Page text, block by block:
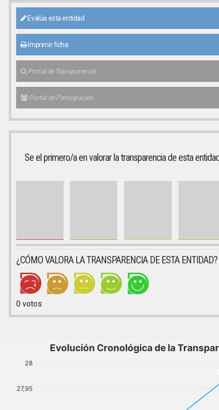
Evalúa esta entidad
Imprimir ficha
Portal de Transparencia
Portal de Participación
Se el primero/a en valorar la transparencia de esta
¿CÓMO VALORA LA TRANSPARENCIA DE ESTA ENTIDAD?
0votos
Evolución Cronológica de la
27,95
28